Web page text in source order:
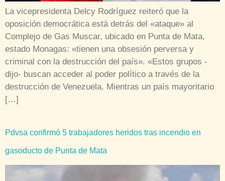
La vicepresidenta Delcy Rodríguez reiteró que la
oposición democrática está detrás del «ataque» al
Complejo de Gas Muscar, ubicado en Punta de Mata,
estado Monagas: «tienen una obsesión perversa y
criminal con la destrucción del país». «Estos grupos -
dijo- buscan acceder al poder político a través de la
destrucción de Venezuela. Mientras un país mayoritario
[…]
Pdvsa confirmó 5 trabajadores heridos tras incendio en
gasoducto de Punta de Mata